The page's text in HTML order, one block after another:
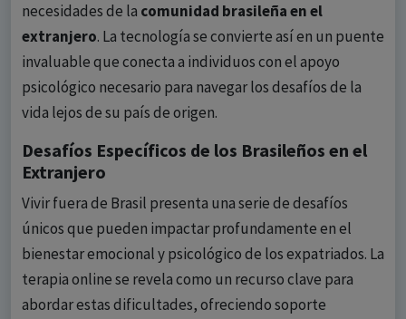
necesidades de la comunidad brasileña en el
extranjero. La tecnología se convierte así en un puente
invaluable que conecta a individuos con el apoyo
psicológico necesario para navegar los desafíos de la
vida lejos de su país de origen.
Desafíos Específicos de los Brasileños en el
Extranjero
Vivir fuera de Brasil presenta una serie de desafíos
únicos que pueden impactar profundamente en el
bienestar emocional y psicológico de los expatriados. La
terapia online se revela como un recurso clave para
abordar estas dificultades, ofreciendo soporte